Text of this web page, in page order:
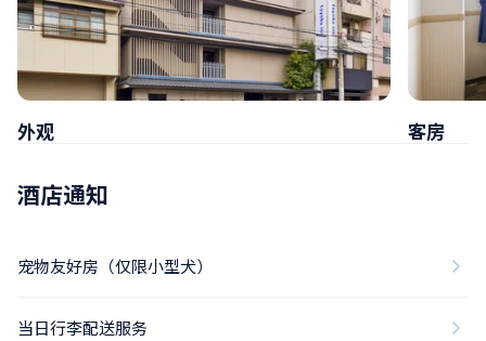
外观 客房
酒店通知
宠物友好房（仅限小型犬）
当日行李配送服务